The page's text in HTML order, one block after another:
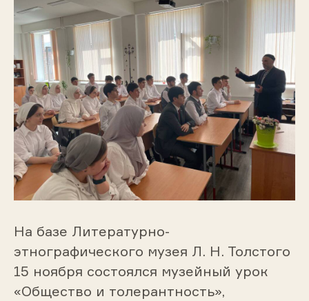
На базе Литературно-
этнографического музея Л. Н. Толстого
15 ноября состоялся музейный урок
«Общество и толерантность»,